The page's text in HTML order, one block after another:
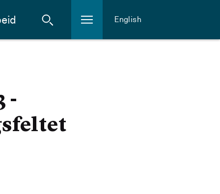
English
-